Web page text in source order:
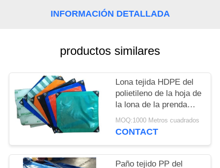
PRIVACY
POLICY
INFORMACIÓN DETALLADA
productos similares
Lona tejida HDPE del
polietileno de la hoja de
la lona de la prenda
impermeable PE de la
laminación de la tela
MOQ:1000 Metros cuadrados
CONTACT
Paño tejido PP del